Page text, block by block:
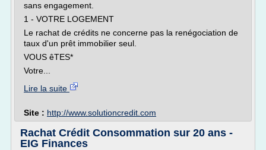
sans engagement.
1 - VOTRE LOGEMENT
Le rachat de crédits ne concerne pas la renégociation de
taux d'un prêt immobilier seul.
VOUS êTES*
Votre...
Lire la suite
Site : http://www.solutioncredit.com
Rachat Crédit Consommation sur 20 ans -
EIG Finances